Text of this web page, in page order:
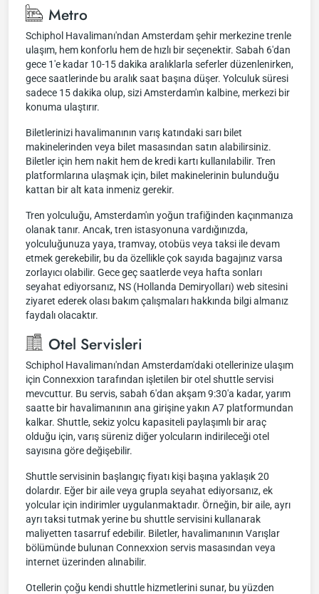
Metro
Schiphol Havalimanı'ndan Amsterdam şehir merkezine trenle
ulaşım, hem konforlu hem de hızlı bir seçenektir. Sabah 6'dan
gece 1'e kadar 10-15 dakika aralıklarla seferler düzenlenirken,
gece saatlerinde bu aralık saat başına düşer. Yolculuk süresi
sadece 15 dakika olup, sizi Amsterdam'ın kalbine, merkezi bir
konuma ulaştırır.
Biletlerinizi havalimanının varış katındaki sarı bilet
makinelerinden veya bilet masasından satın alabilirsiniz.
Biletler için hem nakit hem de kredi kartı kullanılabilir. Tren
platformlarına ulaşmak için, bilet makinelerinin bulunduğu
kattan bir alt kata inmeniz gerekir.
Tren yolculuğu, Amsterdam'ın yoğun trafiğinden kaçınmanıza
olanak tanır. Ancak, tren istasyonuna vardığınızda,
yolculuğunuza yaya, tramvay, otobüs veya taksi ile devam
etmek gerekebilir, bu da özellikle çok sayıda bagajınız varsa
zorlayıcı olabilir. Gece geç saatlerde veya hafta sonları
seyahat ediyorsanız, NS (Hollanda Demiryolları) web sitesini
ziyaret ederek olası bakım çalışmaları hakkında bilgi almanız
faydalı olacaktır.
Otel Servisleri
Schiphol Havalimanı'ndan Amsterdam'daki otellerinize ulaşım
için Connexxion tarafından işletilen bir otel shuttle servisi
mevcuttur. Bu servis, sabah 6'dan akşam 9:30'a kadar, yarım
saatte bir havalimanının ana girişine yakın A7 platformundan
kalkar. Shuttle, sekiz yolcu kapasiteli paylaşımlı bir araç
olduğu için, varış süreniz diğer yolcuların indirileceği otel
sayısına göre değişebilir.
Shuttle servisinin başlangıç fiyatı kişi başına yaklaşık 20
dolardır. Eğer bir aile veya grupla seyahat ediyorsanız, ek
yolcular için indirimler uygulanmaktadır. Örneğin, bir aile, ayrı
ayrı taksi tutmak yerine bu shuttle servisini kullanarak
maliyetten tasarruf edebilir. Biletler, havalimanının Varışlar
bölümünde bulunan Connexxion servis masasından veya
internet üzerinden alınabilir.
Otellerin çoğu kendi shuttle hizmetlerini sunar, bu yüzden